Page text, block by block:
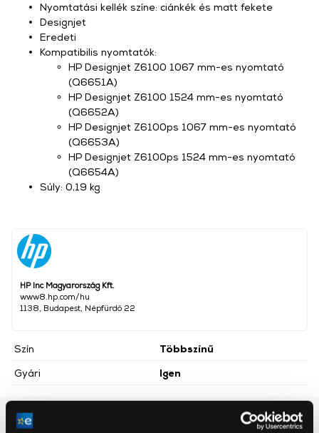
HP Inc Magyarország Kft.
www8.hp.com/hu
1138, Budapest, Népfürdő 22
Szín
Többszínű
Gyári
Igen
Nyomtatási kellék színe: ciánkék és matt fekete
Designjet
Eredeti
Kompatibilis nyomtatók:
HP Designjet Z6100 1067 mm-es nyomtató
(Q6651A)
HP Designjet Z6100 1524 mm-es nyomtató
(Q6652A)
HP Designjet Z6100ps 1067 mm-es nyomtató
(Q6653A)
HP Designjet Z6100ps 1524 mm-es nyomtató
(Q6654A)
Súly: 0,19 kg
Részletes ismertető